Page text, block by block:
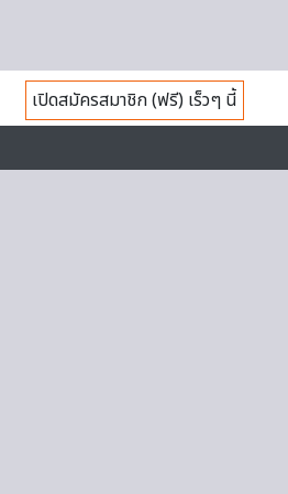
เปิดสมัครสมาชิก (ฟรี) เร็วๆ นี้